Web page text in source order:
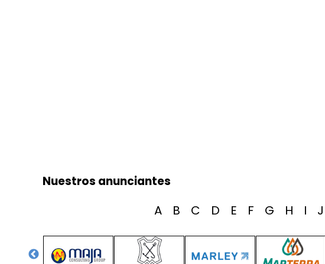
Nuestros anunciantes
A B C D E F G H I J